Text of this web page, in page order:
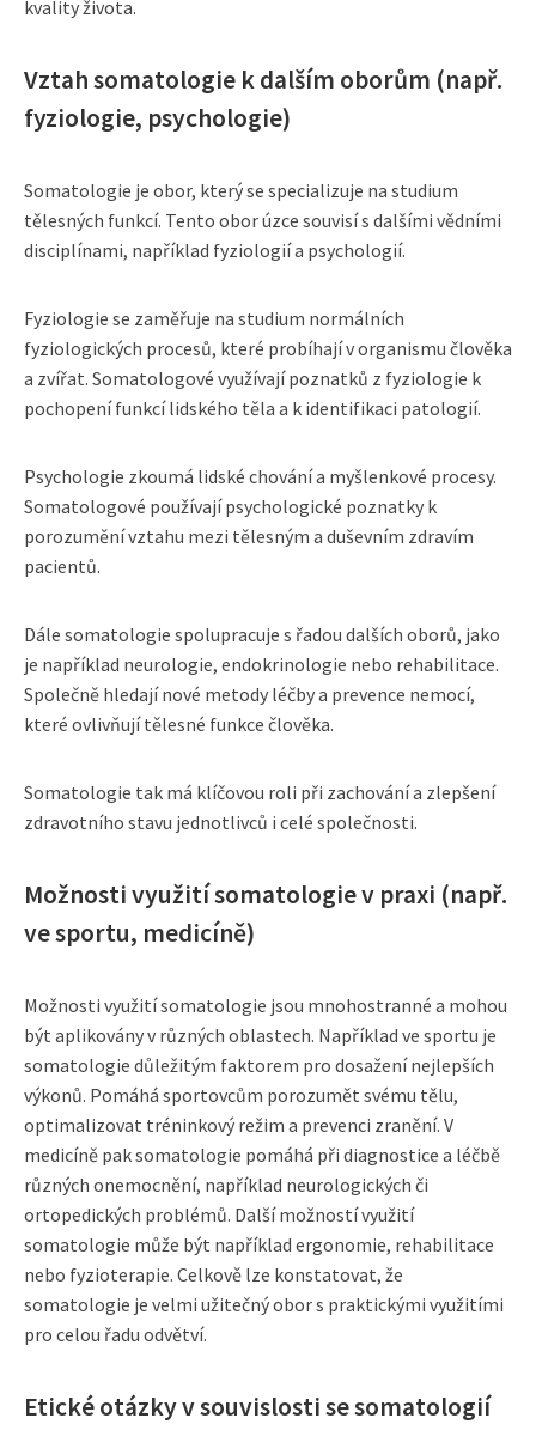
kvality života.
Vztah somatologie k dalším oborům (např.
fyziologie, psychologie)
Somatologie je obor, který se specializuje na studium
tělesných funkcí. Tento obor úzce souvisí s dalšími vědními
disciplínami, například fyziologií a psychologií.
Fyziologie se zaměřuje na studium normálních
fyziologických procesů, které probíhají v organismu člověka
a zvířat. Somatologové využívají poznatků z fyziologie k
pochopení funkcí lidského těla a k identifikaci patologií.
Psychologie zkoumá lidské chování a myšlenkové procesy.
Somatologové používají psychologické poznatky k
porozumění vztahu mezi tělesným a duševním zdravím
pacientů.
Dále somatologie spolupracuje s řadou dalších oborů, jako
je například neurologie, endokrinologie nebo rehabilitace.
Společně hledají nové metody léčby a prevence nemocí,
které ovlivňují tělesné funkce člověka.
Somatologie tak má klíčovou roli při zachování a zlepšení
zdravotního stavu jednotlivců i celé společnosti.
Možnosti využití somatologie v praxi (např.
ve sportu, medicíně)
Možnosti využití somatologie jsou mnohostranné a mohou
být aplikovány v různých oblastech. Například ve sportu je
somatologie důležitým faktorem pro dosažení nejlepších
výkonů. Pomáhá sportovcům porozumět svému tělu,
optimalizovat tréninkový režim a prevenci zranění. V
medicíně pak somatologie pomáhá při diagnostice a léčbě
různých onemocnění, například neurologických či
ortopedických problémů. Další možností využití
somatologie může být například ergonomie, rehabilitace
nebo fyzioterapie. Celkově lze konstatovat, že
somatologie je velmi užitečný obor s praktickými využitími
pro celou řadu odvětví.
Etické otázky v souvislosti se somatologií